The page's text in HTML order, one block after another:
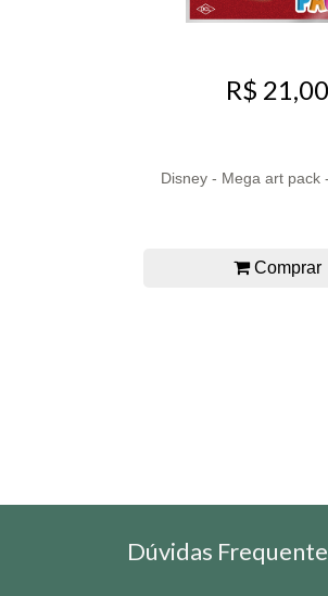
R$ 21,00
Disney - Mega art pack
Comprar
Dúvidas